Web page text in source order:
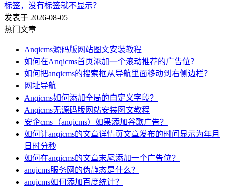
标签，没有标签就不显示？
发表于 2026-08-05
热门文章
Anqicms源码版网站图文安装教程
如何在Anqicms首页添加一个滚动推荐的广告位？
如何把anqicms的搜索框从导航里面移动到右侧边栏？
网址导航
Anqicms如何添加全局的自定义字段？
Anqicms无源码版网站安装图文教程
安企cms（anqicms）如果添加谷歌广告？
如何让anqicms的文章详情页文章发布的时间显示为年月
日时分秒
如何在anqicms的文章末尾添加一个广告位？
anqicms服务网的伪静态是什么？
anqicms如何添加百度统计？